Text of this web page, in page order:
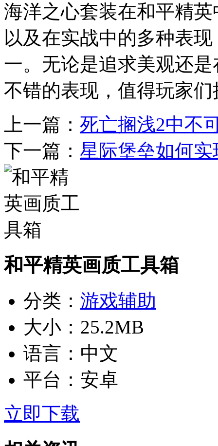
海洋之心套装在和平精
以及在实战中的多种表
一。无论是追求美观还
不错的表现，值得玩家们
上一篇： 死亡搁浅2中不
下一篇： 星际堡垒如何
和平精英画质工具箱
分类： 游戏辅助
大小： 25.2MB
语言： 中文
平台： 安卓
立即下载